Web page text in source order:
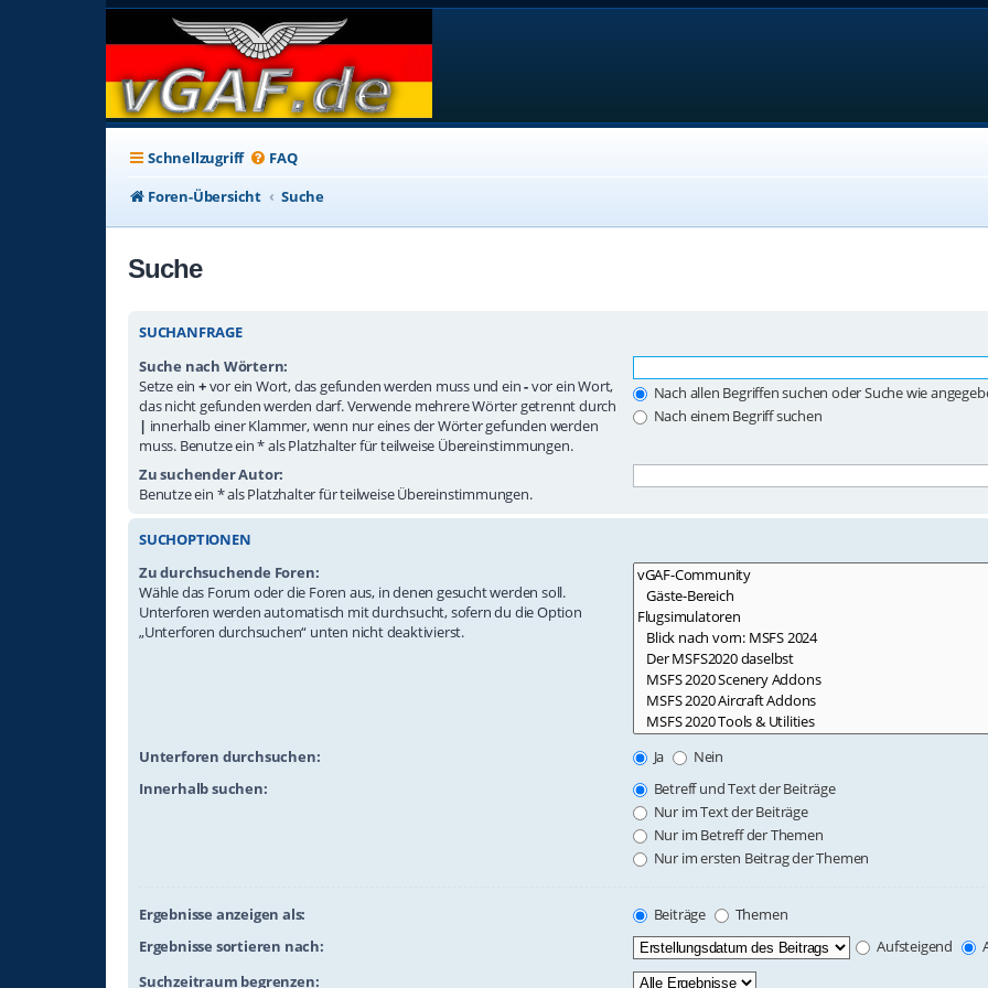
Schnellzugriff FAQ
Foren-Übersicht
Suche
Suche
SUCHANFRAGE
Suche nach Wörtern:
Setze ein +vor ein Wort, das gefunden werden muss und ein-vor ein Wort,
das nicht gefunden werden darf. Verwende mehrere Wörter getrennt durch
| innerhalb einer Klammer, wenn nur eines der Wörter gefunden werden
muss. Benutze ein * als Platzhalter für teilweise Übereinstimmungen.
Nach allen Begriffen suchen oder Suche wie
Nach einem Begriff suchen
Zu suchender Autor:
Benutze ein * als Platzhalter für teilweise Übereinstimmungen.
SUCHOPTIONEN
Zu durchsuchende Foren:
Wähle das Forum oder die Foren aus, in denen gesucht werden soll.
Unterforen werden automatisch mit durchsucht, sofern du die Option
„Unterforen durchsuchen“ unten nicht deaktivierst.
Unterforen durchsuchen: Ja
Nein
Innerhalb suchen:
Betreff und Text der Beiträge
Nur im Text der Beiträge
Nur im Betreff der Themen
Nur im ersten Beitrag der Themen
Ergebnisse anzeigen als: Beiträge
Themen
Ergebnisse sortieren nach:
Aufsteigend
Suchzeitraum begrenzen: